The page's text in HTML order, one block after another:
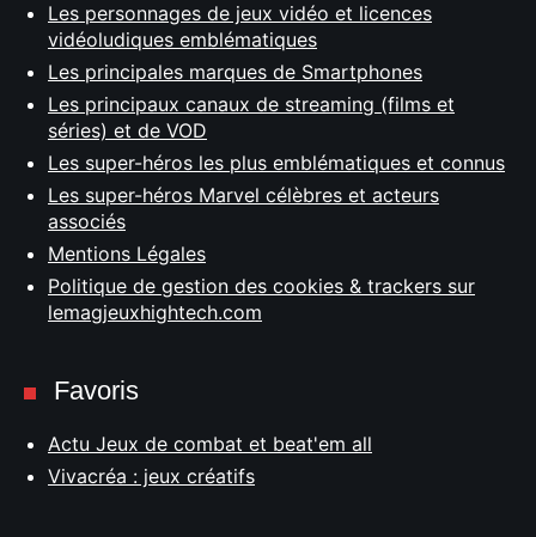
Les personnages de jeux vidéo et licences
vidéoludiques emblématiques
Les principales marques de Smartphones
Les principaux canaux de streaming (films et
séries) et de VOD
Les super-héros les plus emblématiques et connus
Les super-héros Marvel célèbres et acteurs
associés
Mentions Légales
Politique de gestion des cookies & trackers sur
lemagjeuxhightech.com
Favoris
Actu Jeux de combat et beat'em all
Vivacréa : jeux créatifs